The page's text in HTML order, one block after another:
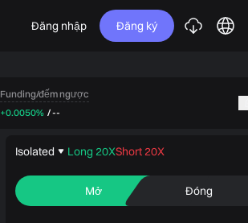
Đăng nhập Đăng ký
Funding/đếm ngược
+0.0050% /--
Isolated Long 20XShort 20X
Mở
Đóng